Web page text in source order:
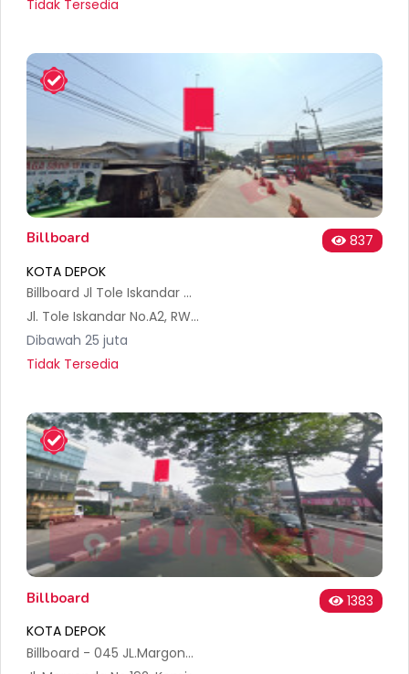
Tidak Tersedia
Billboard
837
KOTA DEPOK
Billboard Jl Tole Iskandar Depok
Jl. Tole Iskandar No.A2, RW.11, Mekar Jaya, Kec. Sukmajaya, Kota Depok, Jawa Barat 16411, Indonesia
Dibawah 25 juta
Tidak Tersedia
Billboard
1383
KOTA DEPOK
Billboard - 045 JL.Margonda Raya Depok